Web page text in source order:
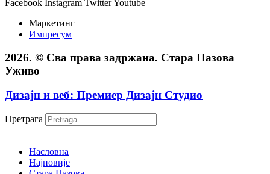
Facebook Instagram TwitterYoutube
Маркетинг
Импресум
2026. © Сва права задржана. Стара Пазова
Уживо
Дизајн и веб: Премиер Дизајн Студио
Претрага
Насловна
Најновије